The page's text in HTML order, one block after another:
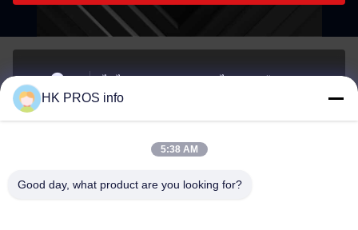
ที่อยู่
ไม่ ไม่710# 7, TianShanguoJi, ไม่151ถนนฮัวดา เขต
พัฒนาเศรษฐกิจยานเจาโอ จังหวัดซานเฮ
อีเมล
info@chppros.com
HK PROS info
5:38 AM
Good day, what product are you looking for?